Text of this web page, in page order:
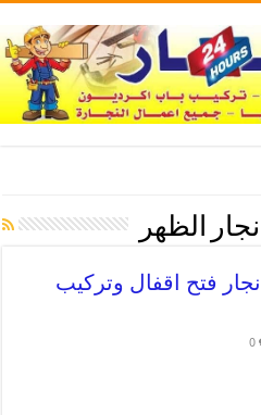
الظهر
نجار الظهر 97477575 نجار فتح اقفال وتركيب
0